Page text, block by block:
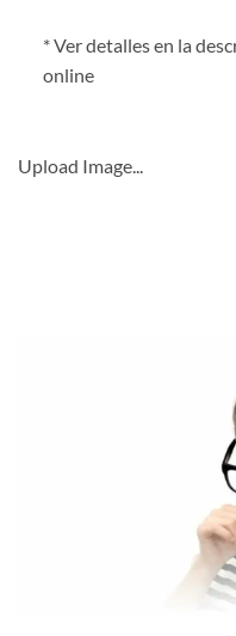
* Ver detalles en la
online
Upload Image...